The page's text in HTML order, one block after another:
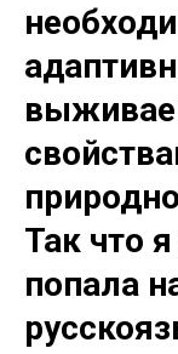
Так что
попала